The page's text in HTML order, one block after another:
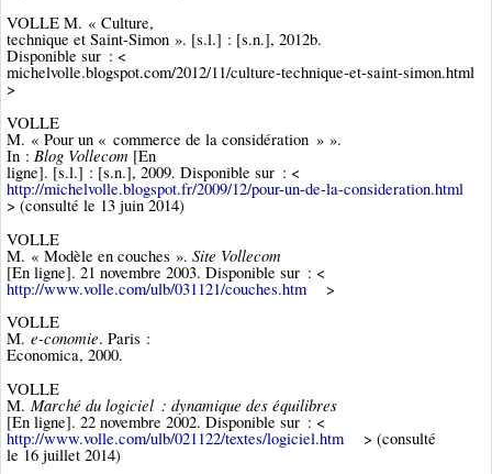
VOLLE M. « Culture,
technique et Saint-Simon ». [s.l.] : [s.n.], 2012b.
Disponible sur : <
michelvolle.blogspot.com/2012/11/culture-technique-et-saint-simon.html
>
VOLLE
M. « Pour un « commerce de la considération » ».
In : Blog Vollecom [En
ligne]. [s.l.] : [s.n.], 2009. Disponible sur : <
http://michelvolle.blogspot.fr/2009/12/pour-un-de-la-consideration.html
> (consulté le 13 juin 2014)
VOLLE
M. « Modèle en couches ». Site Vollecom
[En ligne]. 21 novembre 2003. Disponible sur : <
http://www.volle.com/ulb/031121/couches.htm
>
VOLLE
M. e-conomie. Paris :
Economica, 2000.
VOLLE
M. Marché du logiciel : dynamique des équilibres
[En ligne]. 22 novembre 2002. Disponible sur : <
http://www.volle.com/ulb/021122/textes/logiciel.htm > (consulté
le 16 juillet 2014)